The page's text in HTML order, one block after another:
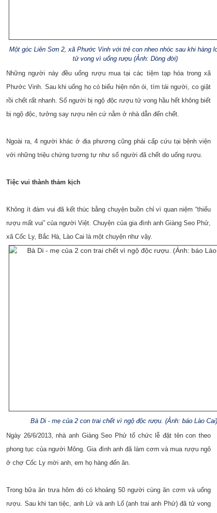
Một góc Liên Sơn 2, xã Phước Vinh với trẻ con nheo nhóc sau khi hàng
tử vong vì uống rượu (Ảnh: Dòng đời)
Những người này đều uống rượu mua tại các tiệm tạp hóa trong xã
Phước Vinh. Sau khi uống họ có biểu hiện nôn ói, tím tái người, co giật
rồi chết rất nhanh. Số người bị ngộ độc rượu tử vong hầu hết không biết
bị ngộ độc, tưởng say rượu nên cứ nằm ở nhà dẫn đến chết.
Ngoài ra, 4 người khác ở địa phương cũng phải cấp cứu tại bệnh viện
với những triệu chứng tương tự như số người đã chết do uống rượu.
Tiệc vui thành thảm kịch
Không ít đám vui đã kết thúc bằng chuyện buồn chỉ vì quan niệm “thiếu
rượu mất vui” của người Việt. Chuyện của gia đình anh Giàng Seo Phử,
xã Cốc Ly, Bắc Hà, Lào Cai là một chuyện như vậy.
Bà Di - mẹ của 2 con trai chết vì ngộ độc rượu. (Ảnh: báo Lào Cai)
Ngày 26/6/2013, nhà anh Giàng Seo Phử tổ chức lễ đặt tên con theo
phong tục của người Mông. Gia đình anh đã làm cơm và mua rượu ngô
ở chợ Cốc Ly mời anh, em họ hàng đến ăn.
Trong bữa ăn trưa hôm đó có khoảng 50 người cùng ăn cơm và uống
rượu. Sau khi tan tiệc, anh Lử và anh Lổ (anh trai anh Phử) đã tử vong